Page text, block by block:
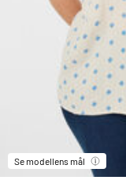
Se modellens mål